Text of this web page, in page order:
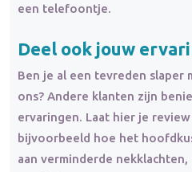
een telefoontje.
Deel ook jouw
Ben je al een tevreden slaper
ons? Andere klanten zijn
ervaringen. Laat hier je
bijvoorbeeld hoe het
aan verminderde